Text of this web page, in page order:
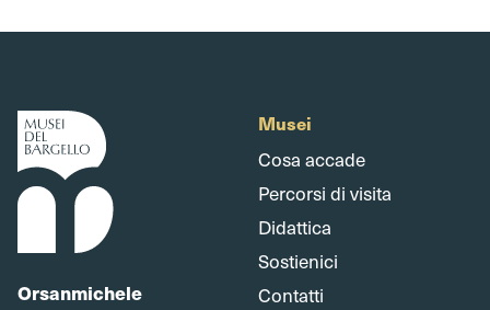
Orsanmichele
Musei
Cosa accade
Percorsi di visita
Didattica
Sostienici
Contatti